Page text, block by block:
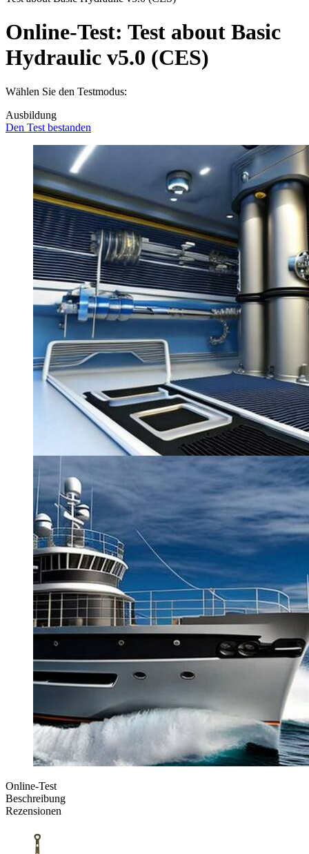
Online-Test: Test about Basic
Hydraulic v5.0 (CES)
Wählen Sie den Testmodus:
Ausbildung
Den Test bestanden
Online-Test
Beschreibung
Rezensionen